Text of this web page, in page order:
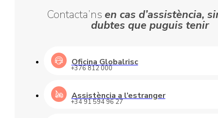
Contacta’ns en cas d’assistència,
dubtes que puguis tenir
Oficina Globalrisc
+376 812 000
Assistència a l’estranger
+34 91 594 96 27